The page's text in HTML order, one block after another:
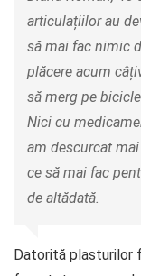
articulațiilor au
să mai fac nimic
plăcere acum
să merg pe
Nici cu
am descurcat
ce să mai fac
de altădată.
Datorită plasturilor